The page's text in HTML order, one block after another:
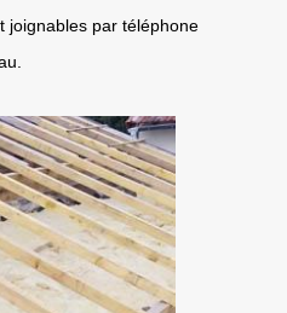
joignables par téléphone